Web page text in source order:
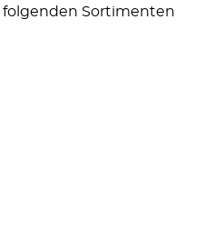
Sortimenten